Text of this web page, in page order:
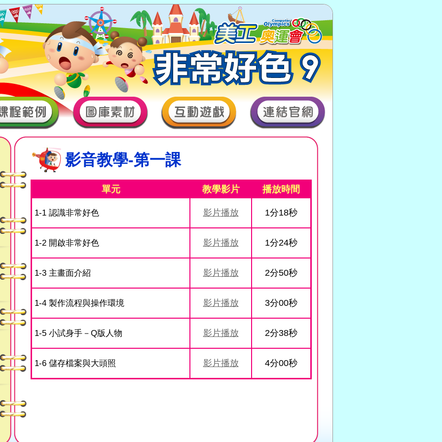
影音教學-第一課
單元 教學影片 播放時間
1-1 認識非常好色 影片播放 1分18秒
1-2 開啟非常好色 影片播放 1分24秒
1-3 主畫面介紹 影片播放 2分50秒
1-4 製作流程與操作環境 影片播放 3分00秒
1-5 小試身手－Q版人物 影片播放 2分38秒
1-6 儲存檔案與大頭照 影片播放 4分00秒